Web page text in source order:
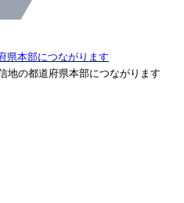
県本部につながります
地の都道府県本部につながります